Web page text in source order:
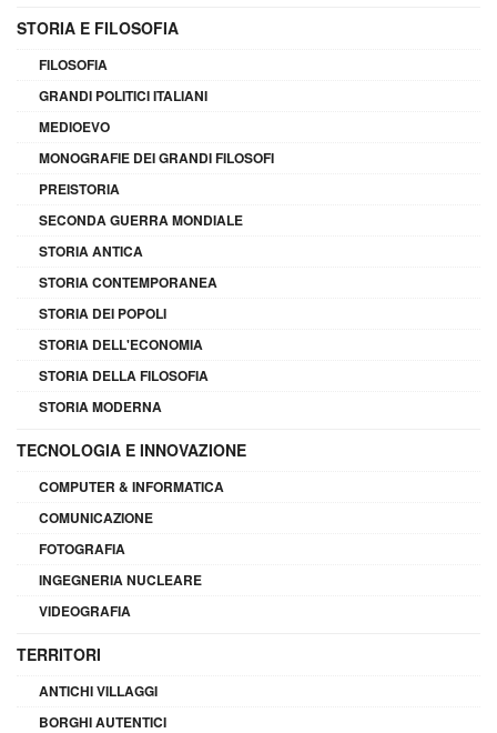
STORIA E FILOSOFIA
FILOSOFIA
GRANDI POLITICI ITALIANI
MEDIOEVO
MONOGRAFIE DEI GRANDI FILOSOFI
PREISTORIA
SECONDA GUERRA MONDIALE
STORIA ANTICA
STORIA CONTEMPORANEA
STORIA DEI POPOLI
STORIA DELL'ECONOMIA
STORIA DELLA FILOSOFIA
STORIA MODERNA
TECNOLOGIA E INNOVAZIONE
COMPUTER & INFORMATICA
COMUNICAZIONE
FOTOGRAFIA
INGEGNERIA NUCLEARE
VIDEOGRAFIA
TERRITORI
ANTICHI VILLAGGI
BORGHI AUTENTICI